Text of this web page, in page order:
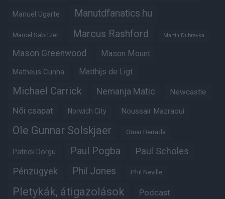
Manuel Ugarte Manutdfanatics.hu
Marcel Sabitzer Marcus Rashford Martin Dubravka
Mason Greenwood Mason Mount
Matheus Cunha Matthijs de Ligt
Michael Carrick Nemanja Matic Newcastle
Női csapat Norwich City Noussair Mazraoui
Ole Gunnar Solskjaer Omar Berrada
Patrick Dorgu Paul Pogba Paul Scholes
Pénzügyek Phil Jones Phil Neville
Pletykák, átigazolások Podcast